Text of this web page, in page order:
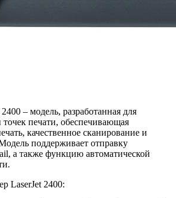
– модель, разработанная для
печати, обеспечивающая
качественное сканирование и
поддерживает отправку
а также функцию автоматической
LaserJet 2400: